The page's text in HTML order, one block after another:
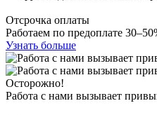
Отсрочка оплаты
Работаем по предоплате
Узнать больше
Осторожно!
Работа с нами вызывает